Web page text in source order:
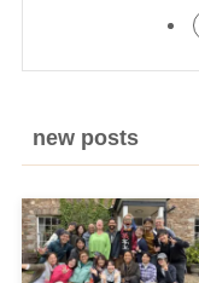
new posts